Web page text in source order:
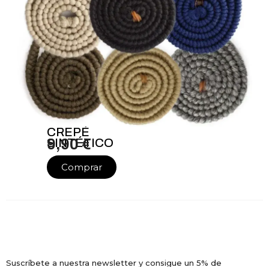
CREPÉ
SINTÉTICO
9,90 €
Comprar
Suscríbete a nuestra newsletter y consigue un 5% de